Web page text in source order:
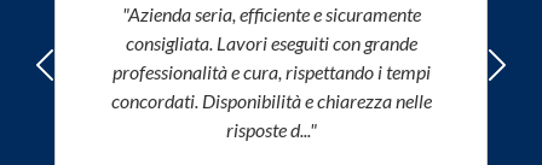
"Azienda seria, efficiente e sicuramente
consigliata. Lavori eseguiti con grande
professionalità e cura, rispettando i tempi
concordati. Disponibilità e chiarezza nelle
risposte d..."
Precedente